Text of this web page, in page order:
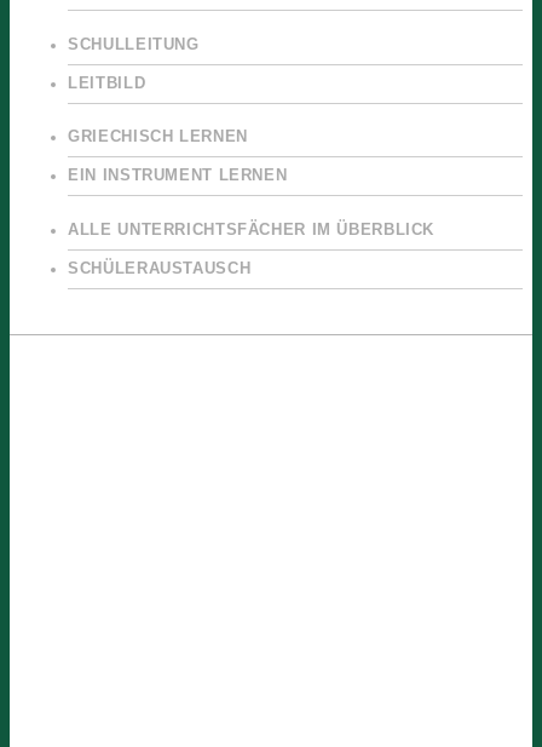
SCHULLEITUNG
LEITBILD
GRIECHISCH LERNEN
EIN INSTRUMENT LERNEN
ALLE UNTERRICHTSFÄCHER IM ÜBERBLICK
SCHÜLERAUSTAUSCH